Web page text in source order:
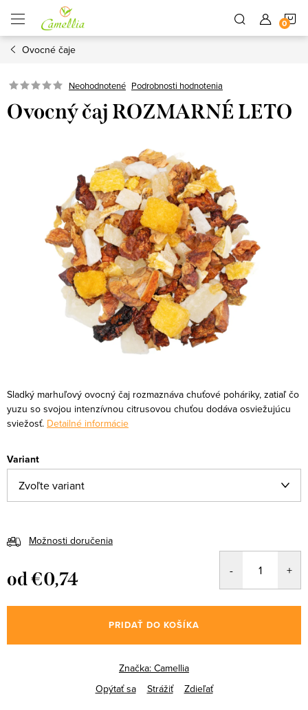
obsah
Ovocné čaje
Neohodnotené Podrobnosti hodnotenia
Ovocný čaj ROZMARNÉ LETO
Sladký marhuľový ovocný čaj rozmaznáva chuťové poháriky, zatiaľ čo
yuzu so svojou intenzívnou citrusovou chuťou dodáva osviežujúcu
sviežosť. Detailné informácie
Variant
Možnosti doručenia
od€0,74
cena:
PRIDAŤ DO KOŠÍKA
Značka: Camellia
Opýtať sa
Strážiť Zdieľať